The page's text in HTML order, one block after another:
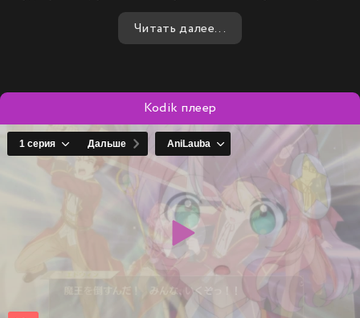
зрители смогут наблюдать, как осведомленная колдунья
старается выжить и найти своё место в новом мире.
Читать далее...
Kodik плеер